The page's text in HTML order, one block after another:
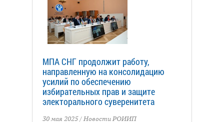
МПА СНГ продолжит работу,
направленную на консолидацию
усилий по обеспечению
избирательных прав и защите
электорального суверенитета
30 мая 2025/ Новости РОИИП